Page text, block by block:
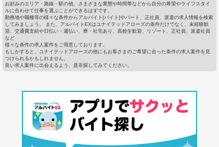
お好みのエリア・路線・駅の他、さまざまな業態や時間帯などから自分の希望やライフスタイ
ルに合わせて仕事を選ぶことができるはずです。
勤務地や職種等の様々な条件からアルバイト[バイト]やパート、正社員、派遣の求人情報を検索
してみましょう。 また、アルバイトEXはユナイテッドアローズの条件だけでなく、未経験歓
迎、交通費支給や日払い・週払い、寮・社宅あり、高校生歓迎、リゾート、正社員、派遣社員
など
様々な条件の求人案件をご用意しております。
もしかすると、ユナイテッドアローズの他にもお客さまのご希望に合った条件の求人案件を見
つけられるかもしれません。
良い求人案件に出会えるよう、是非探してみてください。